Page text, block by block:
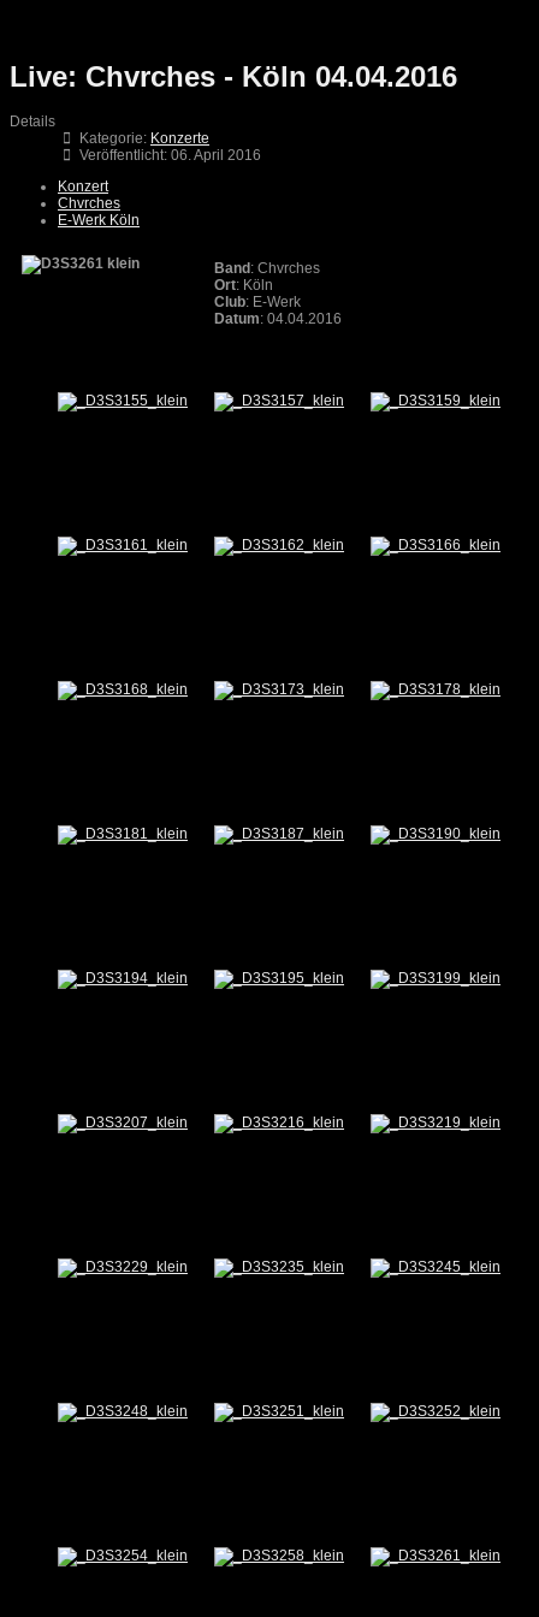
Live: Chvrches - Köln 04.04.2016
Details
Kategorie: Konzerte
Veröffentlicht: 06. April 2016
Konzert
Chvrches
E-Werk Köln
Band : Chvrches
Ort: Köln
Club: E-Werk
Datum: 04.04.2016